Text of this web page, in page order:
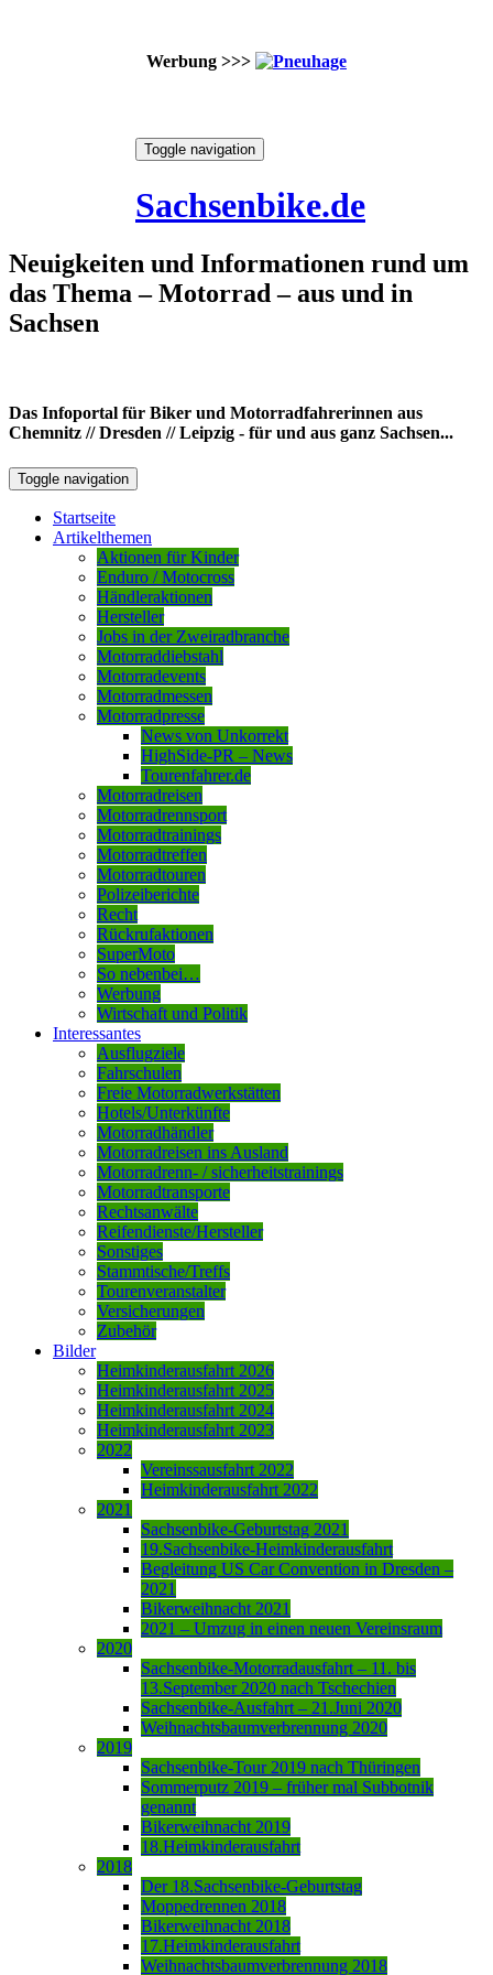
Werbung >>>
Toggle navigation
Sachsenbike.de
Neuigkeiten und Informationen rund um
das Thema – Motorrad – aus und in
Sachsen
Das Infoportal für Biker und Motorradfahrerinnen aus
Chemnitz // Dresden // Leipzig - für und aus ganz Sachsen...
Toggle navigation
Startseite
Artikelthemen
Aktionen für Kinder
Enduro / Motocross
Händleraktionen
Hersteller
Jobs in der Zweiradbranche
Motorraddiebstahl
Motorradevents
Motorradmessen
Motorradpresse
News von Unkorrekt
HighSide-PR – News
Tourenfahrer.de
Motorradreisen
Motorradrennsport
Motorradtrainings
Motorradtreffen
Motorradtouren
Polizeiberichte
Recht
Rückrufaktionen
SuperMoto
So nebenbei…
Werbung
Wirtschaft und Politik
Interessantes
Ausflugziele
Fahrschulen
Freie Motorradwerkstätten
Hotels/Unterkünfte
Motorradhändler
Motorradreisen ins Ausland
Motorradrenn- / sicherheitstrainings
Motorradtransporte
Rechtsanwälte
Reifendienste/Hersteller
Sonstiges
Stammtische/Treffs
Tourenveranstalter
Versicherungen
Zubehör
Bilder
Heimkinderausfahrt 2026
Heimkinderausfahrt 2025
Heimkinderausfahrt 2024
Heimkinderausfahrt 2023
2022
Vereinssausfahrt 2022
Heimkinderausfahrt 2022
2021
Sachsenbike-Geburtstag 2021
19.Sachsenbike-Heimkinderausfahrt
Begleitung US Car Convention in Dresden –
2021
Bikerweihnacht 2021
2021 – Umzug in einen neuen Vereinsraum
2020
Sachsenbike-Motorradausfahrt – 11. bis
13.September 2020 nach Tschechien
Sachsenbike-Ausfahrt – 21.Juni 2020
Weihnachtsbaumverbrennung 2020
2019
Sachsenbike-Tour 2019 nach Thüringen
Sommerputz 2019 – früher mal Subbotnik
genannt
Bikerweihnacht 2019
18.Heimkinderausfahrt
2018
Der 18.Sachsenbike-Geburtstag
Moppedrennen 2018
Bikerweihnacht 2018
17.Heimkinderausfahrt
Weihnachtsbaumverbrennung 2018